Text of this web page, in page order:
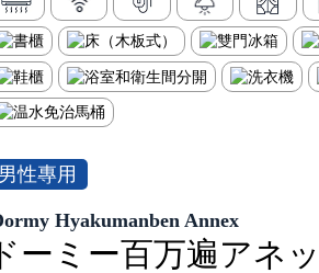
性專用
Hyakumanben Annex
ーミー百万遍アネ